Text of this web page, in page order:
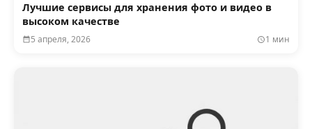
Лучшие сервисы для хранения фото и видео в
высоком качестве
5 апреля, 2026 1 мин